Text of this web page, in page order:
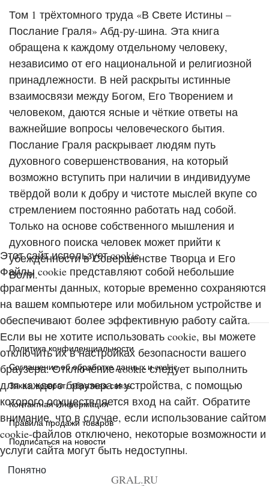
Том 1 трёхтомного труда «В Свете Истины –
Послание Граля» Абд-ру-шина. Эта книга
обращена к каждому отдельному человеку,
независимо от его национальной и религиозной
принадлежности. В ней раскрыты истинные
взаимосвязи между Богом, Его Творением и
человеком, даются ясные и чёткие ответы на
важнейшие вопросы человеческого бытия.
Послание Граля раскрывает людям путь
духовного совершенствования, на который
возможно вступить при наличии в индивидууме
твёрдой воли к добру и чистоте мыслей вкупе со
стремлением постоянно работать над собой.
Только на основе собственного мышления и
духовного поиска человек может прийти к
убеждённости в Совершенстве Творца и Его
Воли.
Политика конфиденциальности
Соглашение об обработке данных и cookie
Заказ, возврат, обратная связь
Контактная Информация
Правила продажи товаров
Подписаться на новости
GRAL.RU
Этот сайт использует cookie
Файлы cookie представляют собой небольшие
фрагменты данных, которые временно сохраняются
на вашем компьютере или мобильном устройстве и
обеспечивают более эффективную работу сайта.
Если вы не хотите использовать cookie, вы можете
отключить их в настройках безопасности вашего
браузера. Отключение cookie следует выполнить
для каждого браузера и устройства, с помощью
которого осуществляется вход на сайт. Обратите
внимание, что в случае, если использование сайтом
cookie-файлов отключено, некоторые возможности и
услуги сайта могут быть недоступны.
Понятно